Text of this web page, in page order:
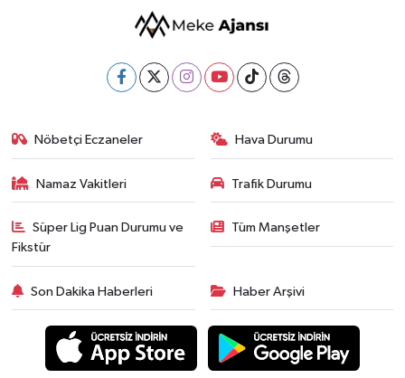
Nöbetçi Eczaneler Hava Durumu
Namaz Vakitleri Trafik Durumu
Süper Lig Puan Durumu ve
Fikstür
Tüm Manşetler
Son Dakika Haberleri Haber Arşivi